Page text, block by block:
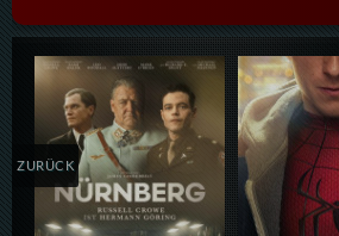
Details,Play
ZURÜCK